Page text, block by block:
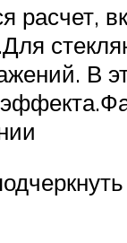
расчет,
В